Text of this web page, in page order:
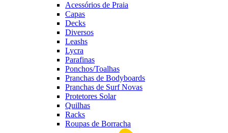
Acessórios de Praia
Capas
Decks
Diversos
Leashs
Lycra
Parafinas
Ponchos/Toalhas
Pranchas de Bodyboards
Pranchas de Surf Novas
Protetores Solar
Quilhas
Racks
Roupas de Borracha